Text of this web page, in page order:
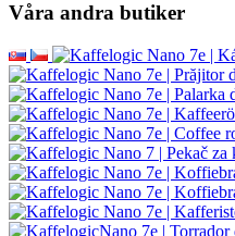
Våra andra butiker